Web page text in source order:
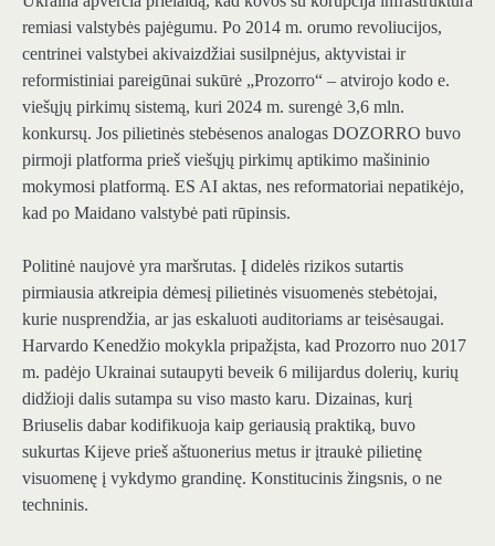
remiasi valstybės pajėgumu. Po 2014 m. orumo revoliucijos,
centrinei valstybei akivaizdžiai susilpnėjus, aktyvistai ir
reformistiniai pareigūnai sukūrė „Prozorro“ – atvirojo kodo e.
viešųjų pirkimų sistemą, kuri 2024 m. surengė 3,6 mln.
konkursų. Jos pilietinės stebėsenos analogas DOZORRO buvo
pirmoji platforma prieš viešųjų pirkimų aptikimo mašininio
mokymosi platformą. ES AI aktas, nes reformatoriai nepatikėjo,
kad po Maidano valstybė pati rūpinsis.
Politinė naujovė yra maršrutas. Į didelės rizikos sutartis
pirmiausia atkreipia dėmesį pilietinės visuomenės stebėtojai,
kurie nusprendžia, ar jas eskaluoti auditoriams ar teisėsaugai.
Harvardo Kenedžio mokykla pripažįsta, kad Prozorro nuo 2017
m. padėjo Ukrainai sutaupyti beveik 6 milijardus dolerių, kurių
didžioji dalis sutampa su viso masto karu. Dizainas, kurį
Briuselis dabar kodifikuoja kaip geriausią praktiką, buvo
sukurtas Kijeve prieš aštuonerius metus ir įtraukė pilietinę
visuomenę į vykdymo grandinę. Konstitucinis žingsnis, o ne
techninis.